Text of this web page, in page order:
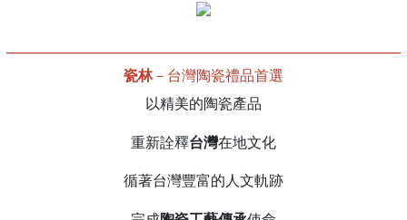
瓷林－台灣陶瓷禮品首選
以精美的陶瓷產品
重新詮釋台灣在地文化
循著台灣豐富的人文軌跡